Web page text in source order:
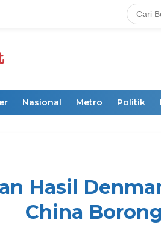
Nasional Metro Politik
Hasil
China